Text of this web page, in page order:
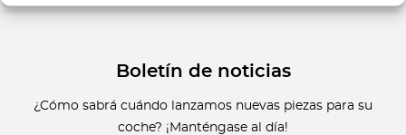
Boletín de noticias
¿Cómo sabrá cuándo lanzamos nuevas piezas para su
coche? ¡Manténgase al día!